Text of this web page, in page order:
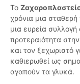
Το
χρόνια μια
μια ευρεία
προτεραιότητα
και τον ξεχωριστό
καθιερωθεί ως
αγαπούν τα γλυκά.